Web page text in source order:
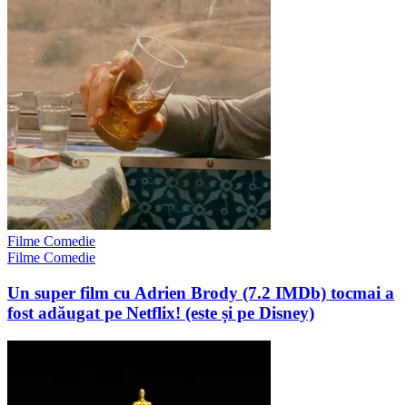
Filme Comedie
Filme Comedie
Un super film cu Adrien Brody (7.2 IMDb) tocmai a
fost adăugat pe Netflix! (este și pe Disney)